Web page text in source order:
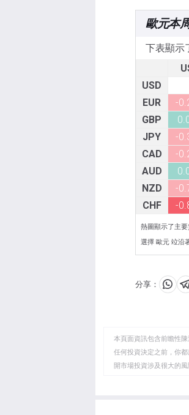
歐元本
下表顯示
USD
EUR
-
GBP
JPY
-
CAD
-
AUD
NZD
-
CHF
-
熱圖顯示了主
選擇 歐元 竝沿
分享：
分
本頁面資訊包含前瞻性
任何投資決定之前，你
開市場投資涉及很大的